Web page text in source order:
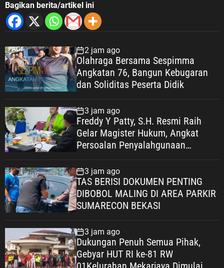
Bagikan berita/artikel ini
2 jam ago
Olahraga Bersama Sespimma
Angkatan 76, Bangun Kebugaran
dan Soliditas Peserta Didik
3 jam ago
Freddy Y Patty, S.H. Resmi Raih
Gelar Magister Hukum, Angkat
Persoalan Penyalahgunaan
Tanah
3 jam ago
TAS BERISI DOKUMEN PENTING
DIBOBOL MALING DI AREA PARKIR
SUMARECON BEKASI
3 jam ago
Dukungan Penuh Semua Pihak,
Gebyar HUT RI ke-81 RW